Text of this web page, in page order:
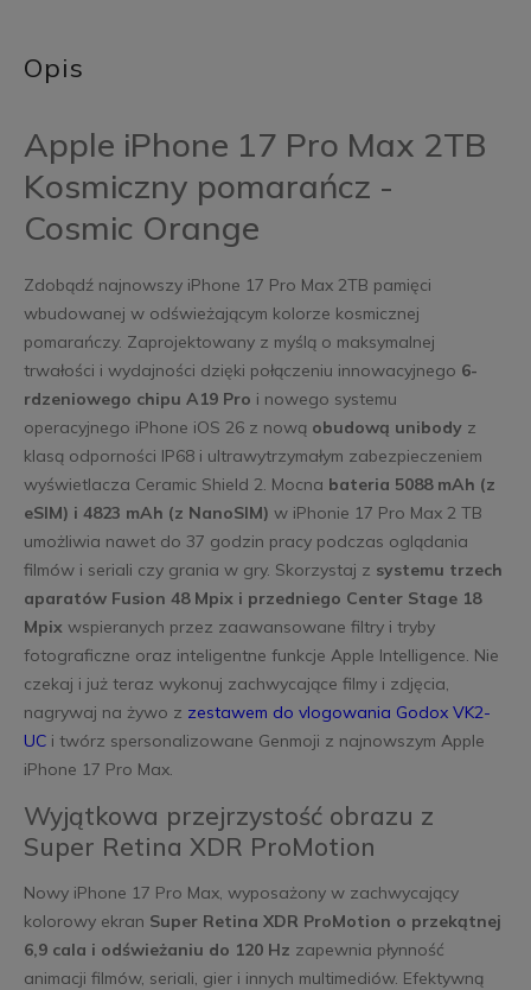
Opis
Apple iPhone 17 Pro Max 2TB
Kosmiczny pomarańcz -
Cosmic Orange
Zdobądź najnowszy iPhone 17 Pro Max 2TB pamięci
wbudowanej w odświeżającym kolorze kosmicznej
pomarańczy. Zaprojektowany z myślą o maksymalnej
trwałości i wydajności dzięki połączeniu innowacyjnego 6-
rdzeniowego chipu A19 Pro i nowego systemu
operacyjnego iPhone iOS 26 z nową obudową unibodyz
klasą odporności IP68 i ultrawytrzymałym zabezpieczeniem
wyświetlacza Ceramic Shield 2. Mocna bateria 5088 mAh (z
eSIM) i 4823 mAh (z NanoSIM) w iPhonie 17 Pro Max 2 TB
umożliwia nawet do 37 godzin pracy podczas oglądania
filmów i seriali czy grania w gry. Skorzystaj z systemu trzech
aparatów Fusion 48 Mpix i przedniego Center Stage 18
Mpixwspieranych przez zaawansowane filtry i tryby
fotograficzne oraz inteligentne funkcje Apple Intelligence. Nie
czekaj i już teraz wykonuj zachwycające filmy i zdjęcia,
nagrywaj na żywo z zestawem do vlogowania Godox VK2-
UCi twórz spersonalizowane Genmoji z najnowszym Apple
iPhone 17 Pro Max.
Wyjątkowa przejrzystość obrazu z
Super Retina XDR ProMotion
Nowy iPhone 17 Pro Max, wyposażony w zachwycający
kolorowy ekran Super Retina XDR ProMotion o przekątnej
6,9 cala i odświeżaniu do 120 Hz zapewnia płynność
animacji filmów, seriali, gier i innych multimediów. Efektywną